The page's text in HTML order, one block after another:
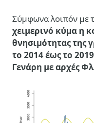
Σύμφωνα λοιπόν με
χειμερινό κύμα η
θνησιμότητας της
το 2014 έως το
Γενάρη με αρχές